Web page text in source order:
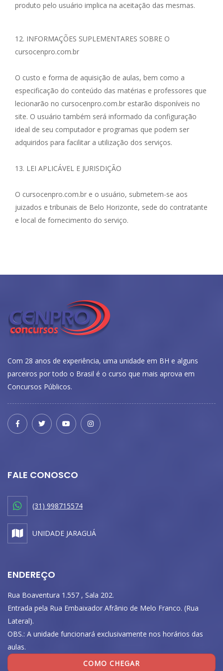
produto pelo usuário implica na aceitação das mesmas.
12. INFORMAÇÕES SUPLEMENTARES SOBRE O
cursocenpro.com.br
O custo e forma de aquisição de aulas, bem como a
especificação do conteúdo das matérias e professores que
lecionarão no cursocenpro.com.br estarão disponíveis no
site. O usuário também será informado da configuração
ideal de seu computador e programas que podem ser
adquiridos para facilitar a utilização dos serviços.
13. LEI APLICÁVEL E JURISDIÇÃO
O cursocenpro.com.br e o usuário, submetem-se aos
juizados e tribunais de Belo Horizonte, sede do contratante
e local de fornecimento do serviço.
Com 28 anos de experiência, uma unidade em BH e alguns
parceiros por todo o Brasil é o curso que mais aprova em
Concursos Públicos.
FALE CONOSCO
(31) 998715574
UNIDADE JARAGUÁ
ENDEREÇO
Rua Boaventura 1.557 , Sala 202.
Entrada pela Rua Embaixador Afrânio de Melo Franco. (Rua
Lateral).
OBS.: A unidade funcionará exclusivamente nos horários das
aulas.
COMO CHEGAR